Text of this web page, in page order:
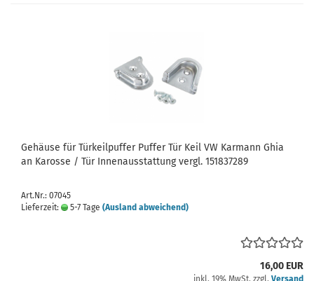
Gehäuse für Türkeilpuffer Puffer Tür Keil VW Karmann Ghia
an Karosse / Tür Innenausstattung vergl. 151837289
Art.Nr.: 07045
Lieferzeit:
5-7 Tage (Ausland abweichend)
16,00 EUR
inkl. 19% MwSt. zzgl. Versand